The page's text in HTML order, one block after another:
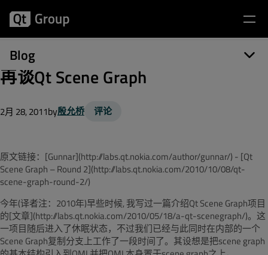
Blog
再谈Qt Scene Graph
2月 28, 2011by殷允桥 评论
原文链接：[Gunnar](http://labs.qt.nokia.com/author/gunnar/) - [Qt
Scene Graph – Round 2](http://labs.qt.nokia.com/2010/10/08/qt-
scene-graph-round-2/)
今年(译者注：2010年)早些时候, 我写过一篇介绍Qt Scene Graph项目
的[文章](http://labs.qt.nokia.com/2010/05/18/a-qt-scenegraph/)。这
一项目随后进入了休眠状态，不过我们已经与此同时在内部的一个
Scene Graph复制分支上工作了一段时间了。其设想是把scene graph